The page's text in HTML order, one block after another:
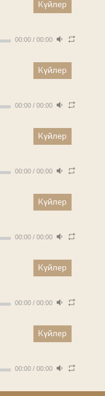
00:00 / 00:00
Күйлер
00:00 / 00:00
Күйлер
00:00 / 00:00
Күйлер
00:00 / 00:00
Күйлер
00:00 / 00:00
Күйлер
00:00 / 00:00
Күйлер